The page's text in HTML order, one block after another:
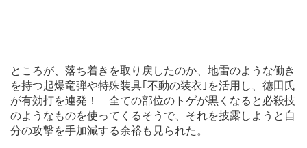
ところが、落ち着きを取り戻したのか、地雷のような働き
を持つ起爆竜弾や特殊装具｢不動の装衣｣を活用し、徳田氏
が有効打を連発！ 全ての部位のトゲが黒くなると必殺技
のようなものを使ってくるそうで、それを披露しようと自
分の攻撃を手加減する余裕も見られた。